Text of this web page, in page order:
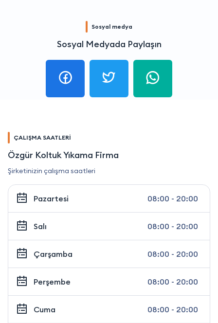
Sosyal medya
Sosyal Medyada Paylaşın
ÇALIŞMA SAATLERİ
Özgür Koltuk Yıkama Firma
Şirketinizin çalışma saatleri
Pazartesi 08:00 - 20:00
Salı 08:00 - 20:00
Çarşamba 08:00 - 20:00
Perşembe 08:00 - 20:00
Cuma 08:00 - 20:00